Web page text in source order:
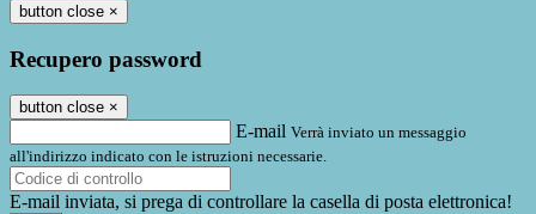
button close ×
Recupero password
button close ×
E-mail Verrà inviato un messaggio
all'indirizzo indicato con le istruzioni necessarie.
E-mail inviata, si prega di controllare la casella di posta elettronica!